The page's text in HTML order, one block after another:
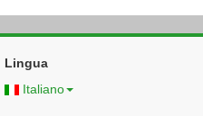
Lingua
Italiano